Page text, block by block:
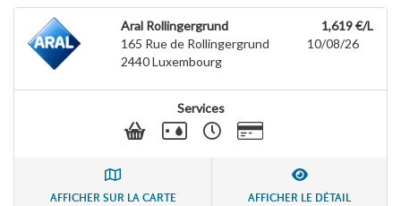
Aral Rollingergrund
165 Rue de Rollingergrund
2440Luxembourg
1,619 €/L
10/08/26
Services
AFFICHER SUR LA CARTE AFFICHER LE DÉTAIL